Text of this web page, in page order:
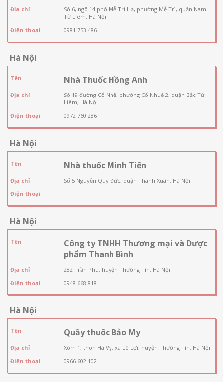
Địa chỉ
Số 6, ngõ 14 phố Mễ Trì Hạ, phường Mễ Trì, quận Nam
Từ Liêm, Hà Nội
Điện thoại
0981 753 486
Hà Nội
Tên Nhà Thuốc Hồng Anh
Địa chỉ
Số 19 đường Cổ Nhế, phường Cổ Nhuế 2, quận Bắc Từ
Liêm, Hà Nội
Điện thoại
0972 760 286
Hà Nội
Tên Nhà thuốc Minh Tiến
Địa chỉ
Số 5 Nguyễn Quý Đức, quận Thanh Xuân, Hà Nội
Điện thoại
Hà Nội
Tên
Công ty TNHH Thương mại và Dược
phẩm Thanh Bình
Địa chỉ
282 Trần Phú, huyện Thường Tín, Hà Nội
Điện thoại
0948 668 818
Hà Nội
Tên Quầy thuốc Bảo My
Địa chỉ
Xóm 1, thôn Hà Vỹ, xã Lê Lợi, huyện Thường Tín, Hà Nội
Điện thoại
0966 602 102